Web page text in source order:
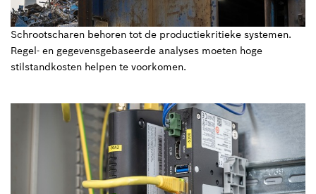
Schrootscharen behoren tot de productiekritieke systemen.
Regel- en gegevensgebaseerde analyses moeten hoge
stilstandkosten helpen te voorkomen.